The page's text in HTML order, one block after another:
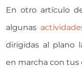
En otro artículo
algunas
dirigidas al plano
en marcha con tus